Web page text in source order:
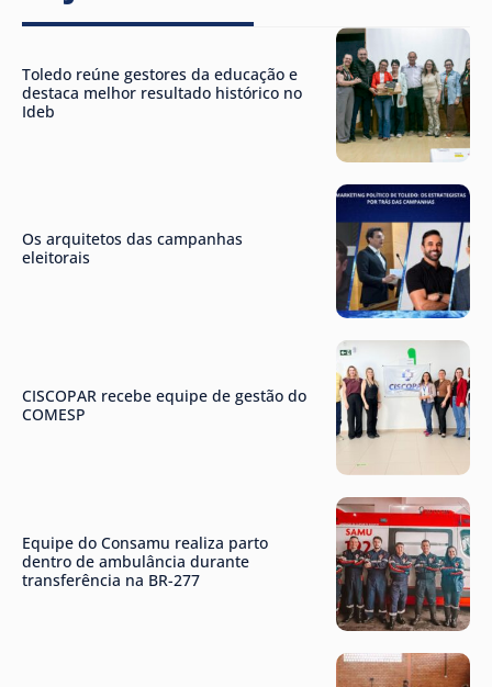
Toledo reúne gestores da educação e
destaca melhor resultado histórico no
Ideb
Os arquitetos das campanhas
eleitorais
CISCOPAR recebe equipe de gestão do
COMESP
Equipe do Consamu realiza parto
dentro de ambulância durante
transferência na BR-277